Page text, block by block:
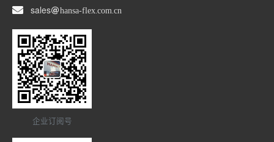
sales
hansa-flex com cn
企业订阅号